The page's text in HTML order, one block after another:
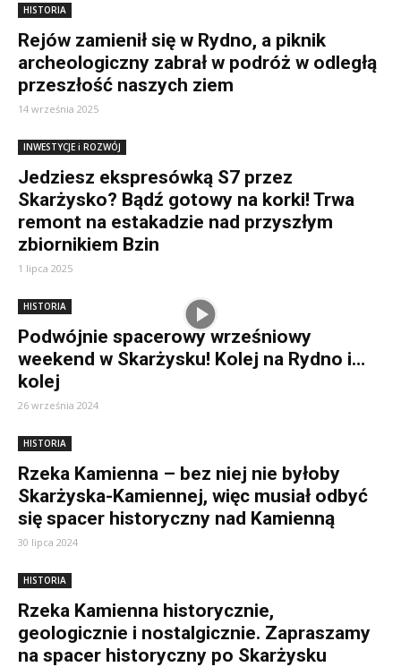
HISTORIA
Rejów zamienił się w Rydno, a piknik
archeologiczny zabrał w podróż w odległą
przeszłość naszych ziem
14 września 2025
INWESTYCJE i ROZWÓJ
Jedziesz ekspresówką S7 przez
Skarżysko? Bądź gotowy na korki! Trwa
remont na estakadzie nad przyszłym
zbiornikiem Bzin
1 lipca 2025
HISTORIA
Podwójnie spacerowy wrześniowy
weekend w Skarżysku! Kolej na Rydno i…
kolej
26 września 2024
HISTORIA
Rzeka Kamienna – bez niej nie byłoby
Skarżyska-Kamiennej, więc musiał odbyć
się spacer historyczny nad Kamienną
30 lipca 2024
HISTORIA
Rzeka Kamienna historycznie,
geologicznie i nostalgicznie. Zapraszamy
na spacer historyczny po Skarżysku